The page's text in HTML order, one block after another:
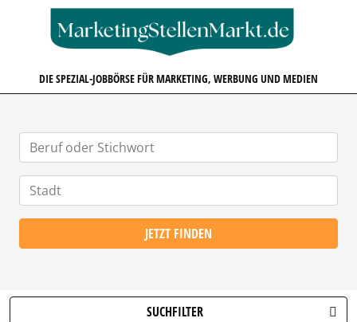
DIE SPEZIAL-JOBBÖRSE FÜR MARKETING, WERBUNG UND MEDIEN
JETZT FINDEN
SUCHFILTER